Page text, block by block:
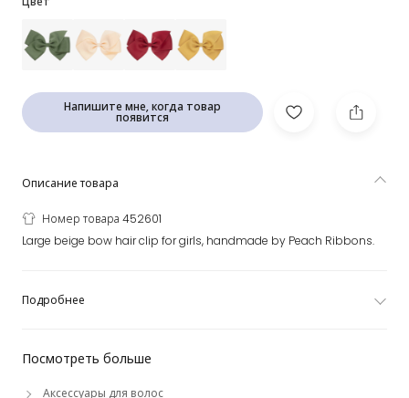
Напишите мне, когда товар
появится
Посмотреть больше
Аксессуары для волос
Описание товара
Номер товара 452601
Large beige bow hair clip for girls, handmade by Peach Ribbons.
Подробнее